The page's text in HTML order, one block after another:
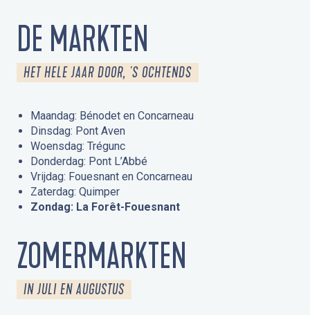
DE MARKTEN
HET HELE JAAR DOOR, 'S OCHTENDS
Maandag: Bénodet en Concarneau
Dinsdag: Pont Aven
Woensdag: Trégunc
Donderdag: Pont L’Abbé
Vrijdag: Fouesnant en Concarneau
Zaterdag: Quimper
Zondag: La Forêt-Fouesnant
ZOMERMARKTEN
IN JULI EN AUGUSTUS